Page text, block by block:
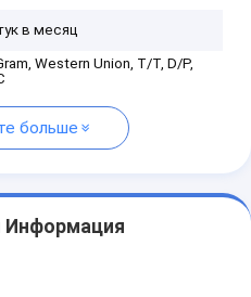
в месяц
Western Union, T/T, D/P,
больше
Информация